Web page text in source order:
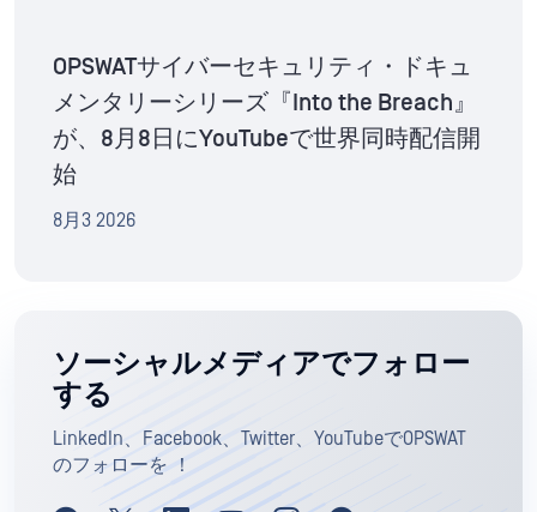
OPSWATサイバーセキュリティ・ドキュ
メンタリーシリーズ『Into the Breach』
が、8月8日にYouTubeで世界同時配信開
始
8月3 2026
ソーシャルメディアでフォロー
する
LinkedIn、Facebook、Twitter、YouTubeでOPSWAT
のフォローを ！